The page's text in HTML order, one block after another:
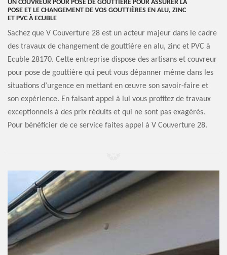
UN COUVREUR POUR POSE DE GOUTTIÈRE POUR ASSURER LA
POSE ET LE CHANGEMENT DE VOS GOUTTIÈRES EN ALU, ZINC
ET PVC À ECUBLE
Sachez que V Couverture 28 est un acteur majeur dans le cadre
des travaux de changement de gouttière en alu, zinc et PVC à
Ecuble 28170. Cette entreprise dispose des artisans et couvreur
pour pose de gouttière qui peut vous dépanner même dans les
situations d’urgence en mettant en œuvre son savoir-faire et
son expérience. En faisant appel à lui vous profitez de travaux
exceptionnels à des prix réduits et qui ne sont pas exagérés.
Pour bénéficier de ce service faites appel à V Couverture 28.